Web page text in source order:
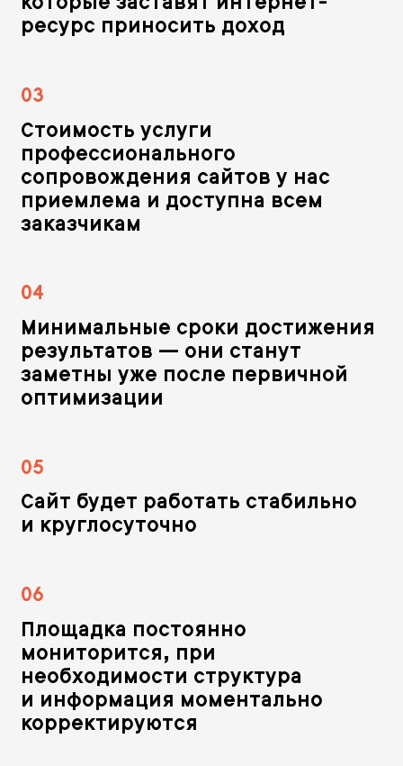
ресурс приносить доход
03
Стоимость услуги
профессионального
сопровождения сайтов у нас
приемлема и доступна всем
заказчикам
04
Минимальные сроки достижения
результатов — они станут
заметны уже после первичной
оптимизации
05
Сайт будет работать стабильно
и круглосуточно
06
Площадка постоянно
мониторится, при
необходимости структура
и информация моментально
корректируются